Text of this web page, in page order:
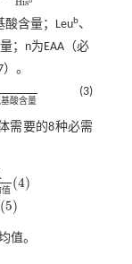
His
酸含量；Leub、
；n为EAA（必
。
基酸含量
WHO中对 氨基
(3)
需要的8种必需
值氨基
(4)
(4)
(5)
(5)
值。